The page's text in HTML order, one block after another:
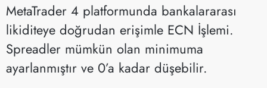
MetaTrader 4 platformunda bankalararası
likiditeye doğrudan erişimle ECN İşlemi.
Spreadler mümkün olan minimuma
ayarlanmıştır ve 0’a kadar düşebilir.